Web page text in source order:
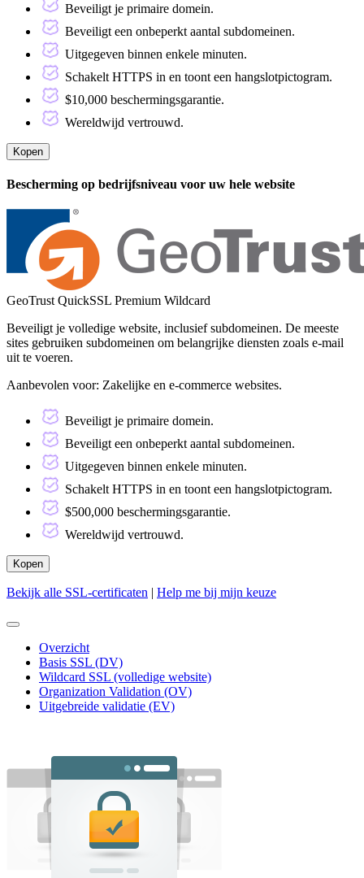
Beveiligt je primaire domein.
Beveiligt een onbeperkt aantal subdomeinen.
Uitgegeven binnen enkele minuten.
Schakelt HTTPS in en toont een hangslotpictogram.
$10,000 beschermingsgarantie.
Wereldwijd vertrouwd.
Kopen
Bescherming op bedrijfsniveau voor uw hele website
GeoTrust QuickSSL Premium Wildcard
Beveiligt je volledige website, inclusief subdomeinen. De meeste
sites gebruiken subdomeinen om belangrijke diensten zoals e-mail
uit te voeren.
Aanbevolen voor: Zakelijke en e-commerce websites.
Beveiligt je primaire domein.
Beveiligt een onbeperkt aantal subdomeinen.
Uitgegeven binnen enkele minuten.
Schakelt HTTPS in en toont een hangslotpictogram.
$500,000 beschermingsgarantie.
Wereldwijd vertrouwd.
Kopen
Bekijk alle SSL-certificaten | Help me bij mijn keuze
Navigatie
in-/uitschakelen
Overzicht
Basis SSL (DV)
Wildcard SSL (volledige website)
Organization Validation (OV)
Uitgebreide validatie (EV)